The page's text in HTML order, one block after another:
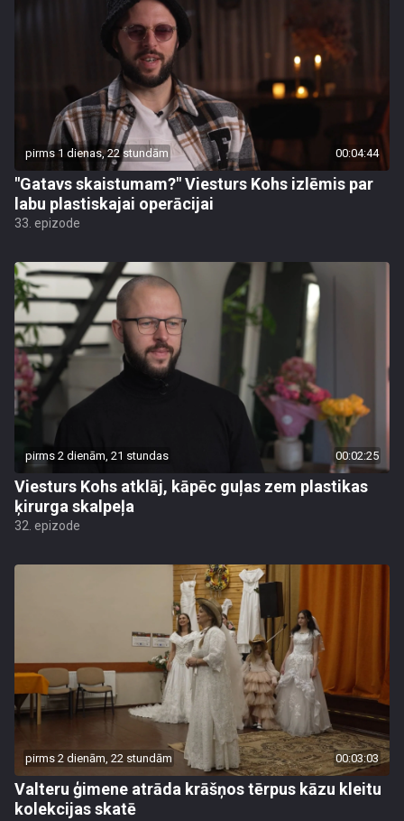
pirms 1 dienas, 22 stundām 00:04:44
"Gatavs skaistumam?" Viesturs Kohs izlēmis par
labu plastiskajai operācijai
33. epizode
pirms 2 dienām, 21 stundas 00:02:25
Viesturs Kohs atklāj, kāpēc guļas zem plastikas
ķirurga skalpeļa
32. epizode
pirms 2 dienām, 22 stundām 00:03:03
Valteru ģimene atrāda krāšņos tērpus kāzu kleitu
kolekcijas skatē